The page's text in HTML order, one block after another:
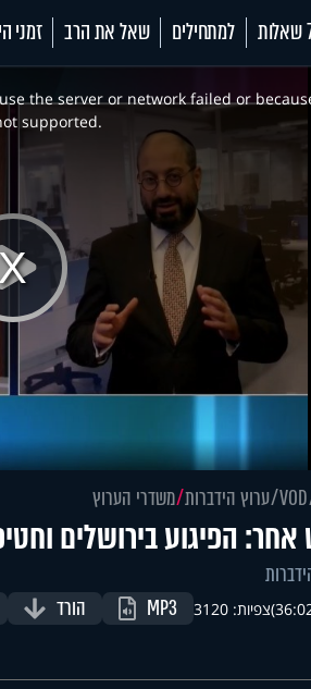
למתחילים שאל את הרב זמני
Play
Video
the server or network failed or
supported.
VOD ערוץ הידברות משדרי הערוץ
הפיגוע בירושלים
צפיות: 3120 MP3 הורד